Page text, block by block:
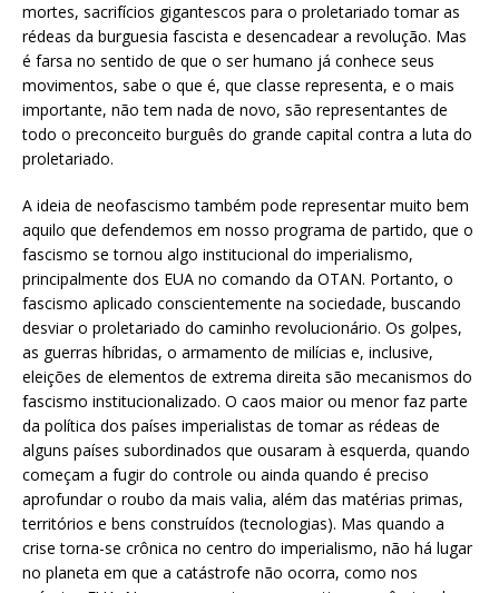
mortes, sacrifícios gigantescos para o proletariado tomar as
rédeas da burguesia fascista e desencadear a revolução. Mas
é farsa no sentido de que o ser humano já conhece seus
movimentos, sabe o que é, que classe representa, e o mais
importante, não tem nada de novo, são representantes de
todo o preconceito burguês do grande capital contra a luta do
proletariado.
A ideia de neofascismo também pode representar muito bem
aquilo que defendemos em nosso programa de partido, que o
fascismo se tornou algo institucional do imperialismo,
principalmente dos EUA no comando da OTAN. Portanto, o
fascismo aplicado conscientemente na sociedade, buscando
desviar o proletariado do caminho revolucionário. Os golpes,
as guerras híbridas, o armamento de milícias e, inclusive,
eleições de elementos de extrema direita são mecanismos do
fascismo institucionalizado. O caos maior ou menor faz parte
da política dos países imperialistas de tomar as rédeas de
alguns países subordinados que ousaram à esquerda, quando
começam a fugir do controle ou ainda quando é preciso
aprofundar o roubo da mais valia, além das matérias primas,
territórios e bens construídos (tecnologias). Mas quando a
crise torna-se crônica no centro do imperialismo, não há lugar
no planeta em que a catástrofe não ocorra, como nos